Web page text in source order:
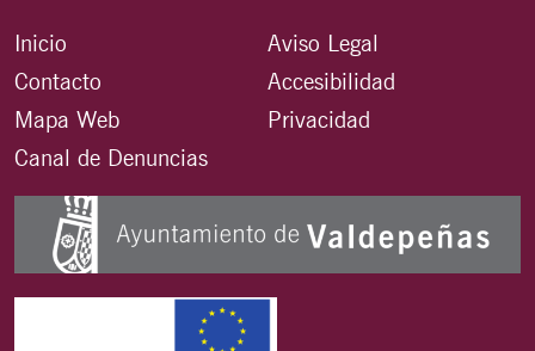
Inicio
Contacto
Mapa Web
Canal de Denuncias
Aviso Legal
Accesibilidad
Privacidad